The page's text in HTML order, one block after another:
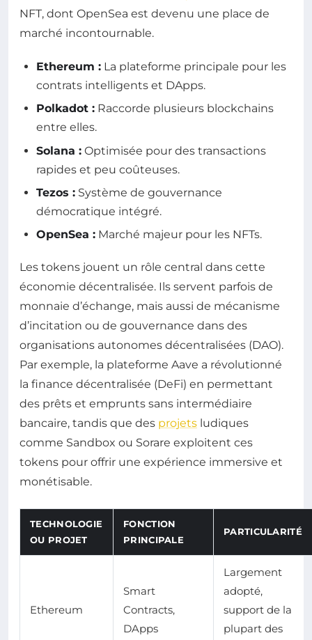
NFT, dont OpenSea est devenu une place de
marché incontournable.
Ethereum : La plateforme principale pour les
contrats intelligents et DApps.
Polkadot : Raccorde plusieurs blockchains
entre elles.
Solana : Optimisée pour des transactions
rapides et peu coûteuses.
Tezos : Système de gouvernance
démocratique intégré.
OpenSea : Marché majeur pour les NFTs.
Les tokens jouent un rôle central dans cette
économie décentralisée. Ils servent parfois de
monnaie d’échange, mais aussi de mécanisme
d’incitation ou de gouvernance dans des
organisations autonomes décentralisées (DAO).
Par exemple, la plateforme Aave a révolutionné
la finance décentralisée (DeFi) en permettant
des prêts et emprunts sans intermédiaire
bancaire, tandis que des projets ludiques
comme Sandbox ou Sorare exploitent ces
tokens pour offrir une expérience immersive et
monétisable.
TECHNOLOGIE
OU PROJET
FONCTION
PRINCIPALE
PARTICULARITÉ
Ethereum
Smart
Contracts,
DApps
Largement
adopté,
support de la
plupart des